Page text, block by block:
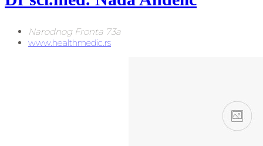
Narodnog Fronta 73a
www.healthmedic.rs